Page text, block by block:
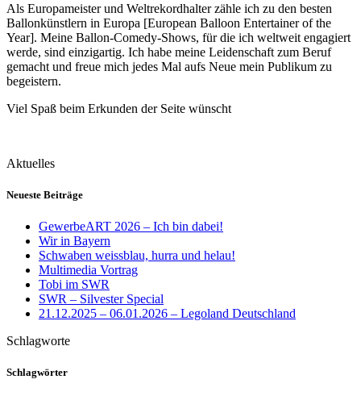
Als Europameister und Weltrekordhalter zähle ich zu den besten
Ballonkünstlern in Europa [European Balloon Entertainer of the
Year]. Meine Ballon-Comedy-Shows, für die ich weltweit engagiert
werde, sind einzigartig. Ich habe meine Leidenschaft zum Beruf
gemacht und freue mich jedes Mal aufs Neue mein Publikum zu
begeistern.
Viel Spaß beim Erkunden der Seite wünscht
Aktuelles
Neueste Beiträge
GewerbeART 2026 – Ich bin dabei!
Wir in Bayern
Schwaben weissblau, hurra und helau!
Multimedia Vortrag
Tobi im SWR
SWR – Silvester Special
21.12.2025 – 06.01.2026 – Legoland Deutschland
Schlagworte
Schlagwörter